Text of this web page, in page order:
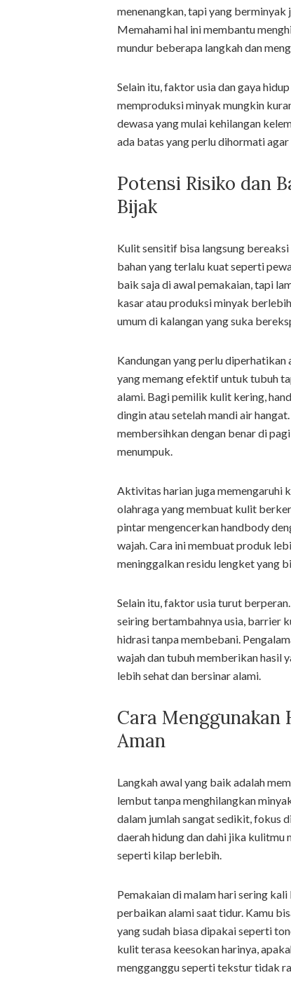
menenangkan, tapi yang
Memahami hal ini membantu
mundur beberapa langkah dan
Selain itu, faktor usia dan gaya
memproduksi minyak mungkin
dewasa yang mulai kehilangan
ada batas yang perlu dihormati
Potensi Risiko dan
Bijak
Kulit sensitif bisa langsung
bahan yang terlalu kuat seperti
baik saja di awal pemakaian, tapi
kasar atau produksi minyak
umum di kalangan yang suka
Kandungan yang perlu
yang memang efektif untuk tubuh
alami. Bagi pemilik kulit kering,
dingin atau setelah mandi air
membersihkan dengan benar di
menumpuk.
Aktivitas harian juga memengaruhi
olahraga yang membuat kulit
pintar mengencerkan handbody
wajah. Cara ini membuat produk
meninggalkan residu lengket yang
Selain itu, faktor usia turut
seiring bertambahnya usia, barrier
hidrasi tanpa membebani.
wajah dan tubuh memberikan hasil
lebih sehat dan bersinar alami.
Cara Menggunakan
Aman
Langkah awal yang baik adalah
lembut tanpa menghilangkan
dalam jumlah sangat sedikit, fokus
daerah hidung dan dahi jika
seperti kilap berlebih.
Pemakaian di malam hari sering
perbaikan alami saat tidur. Kamu
yang sudah biasa dipakai seperti
kulit terasa keesokan harinya,
mengganggu seperti tekstur tidak